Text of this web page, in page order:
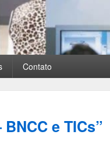
Contato
e TICs”